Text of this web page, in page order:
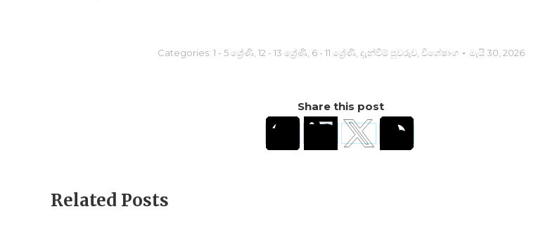
Categories: 1 - 5 ශ්‍රේණි, 12 - 13 ශ්‍රේණි, 6 - 11 ශ්‍රේණි, දැන්වීම් පුවරුව, විශේෂාංග මැයි 30, 2026
Share this post
Related Posts